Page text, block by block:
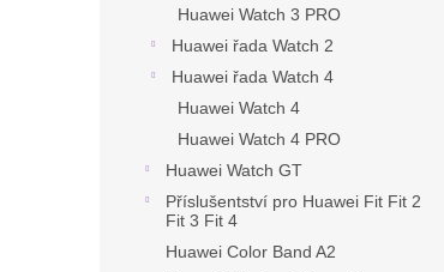
Huawei Watch 3 PRO
Huawei řada Watch 2
Huawei řada Watch 4
Huawei Watch 4
Huawei Watch 4 PRO
Huawei Watch GT
Příslušentství pro Huawei Fit Fit 2
Fit 3 Fit 4
Huawei Color Band A2